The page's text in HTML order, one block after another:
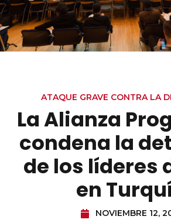
ATAQUE GRAVE CONTRA LA
La Alianza
condena la
de los líderes
en
NOVIEMBRE 12,